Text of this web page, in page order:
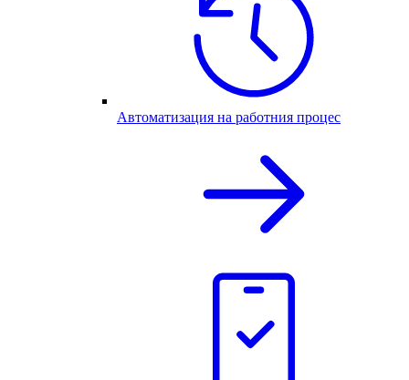
Автоматизация на работния процес